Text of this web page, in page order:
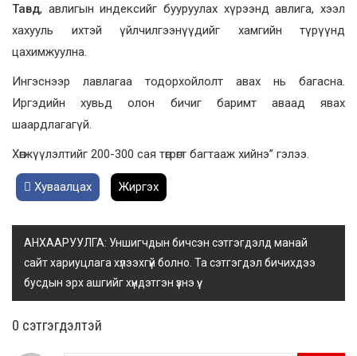
Тавд, авлигын индексийг бууруулах хүрээнд авлига, хээл
хахууль ихтэй үйлчилгээнүүдийг хамгийн түрүүнд
цахимжуулна.
Ингэснээр лавлагаа тодорхойлолт авах нь багасна.
Иргэдийн хувьд олон бичиг баримт аваад явах
шаардлагагүй.
Хөгжүүлэлтийг 200-300 сая төгрөгт багтааж хийнэ” гэлээ.
Хуваалцах Жиргэх
АНХААРУУЛГА: Уншигчдын бичсэн сэтгэгдэлд манай
сайт хариуцлага хүлээхгүй болно. Та сэтгэгдэл бичихдээ
бусдын эрх ашгийг хүндэтгэн үзнэ үү.
0 cэтгэгдэлтэй